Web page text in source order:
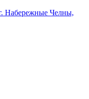
Набережные Челны,